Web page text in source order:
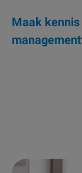
Maak